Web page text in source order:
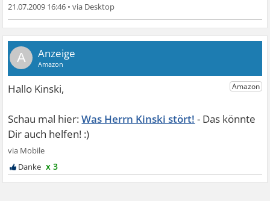
21.07.2009 16:46 •
A
Was Herrn Kinski stört!
x 3